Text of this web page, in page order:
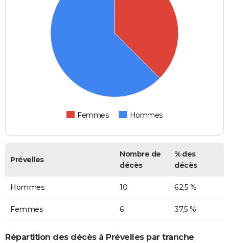
Femmes Hommes
Prévelles
Nombre de
décès
% des
décès
Hommes 10 62,5 %
Femmes 6 37,5 %
Répartition des décès à Prévelles par tranche